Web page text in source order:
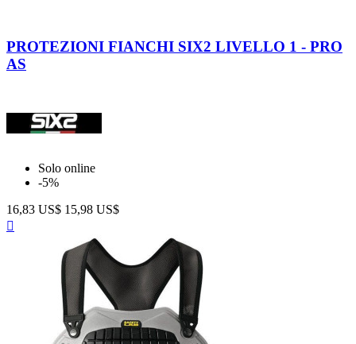
PROTEZIONI FIANCHI SIX2 LIVELLO 1 - PRO
AS
Solo online
-5%
16,83 US$ 15,98 US$
